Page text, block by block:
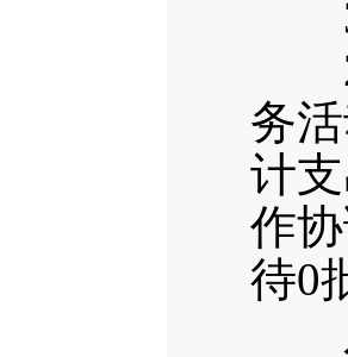
3.
务
计
作
待0